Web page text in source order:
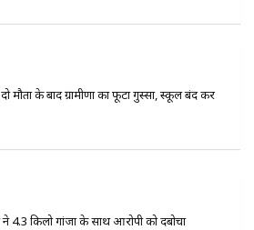
के बाद ग्रामीणों का फूटा गुस्सा, स्कूल बंद कर
4.3 किलो गांजा के साथ आरोपी को दबोचा